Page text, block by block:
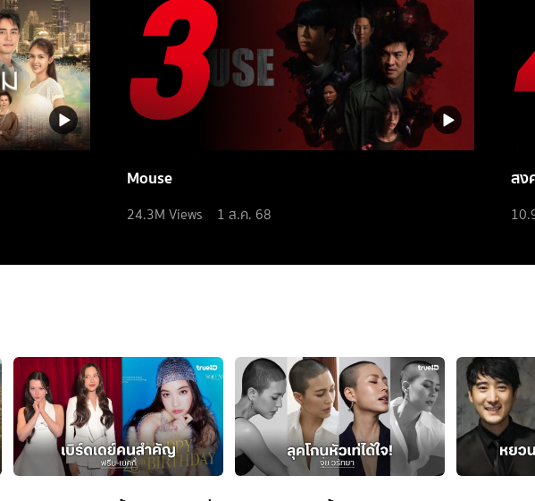
Mouse
24.3M Views 1 ส.ค. 68
สง